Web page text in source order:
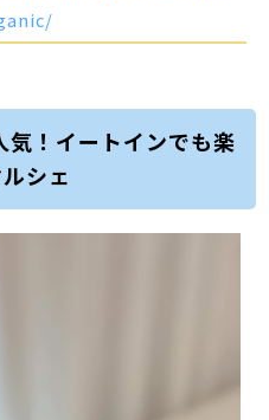
！イートインでも楽
シェ